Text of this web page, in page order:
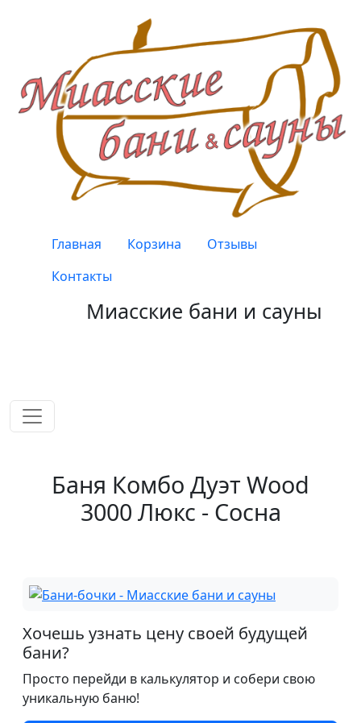
Верхнее меню
Главная Корзина
Отзывы
Контакты
Миасские бани и сауны
Баня Комбо Дуэт Wood
3000 Люкс - Сосна
Хочешь узнать цену своей будущей
бани?
Просто перейди в калькулятор и собери свою
уникальную баню!